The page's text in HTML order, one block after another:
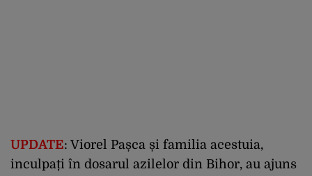
UPDATE: Viorel Pașca și familia acestuia,
inculpați în dosarul azilelor din Bihor, au ajuns